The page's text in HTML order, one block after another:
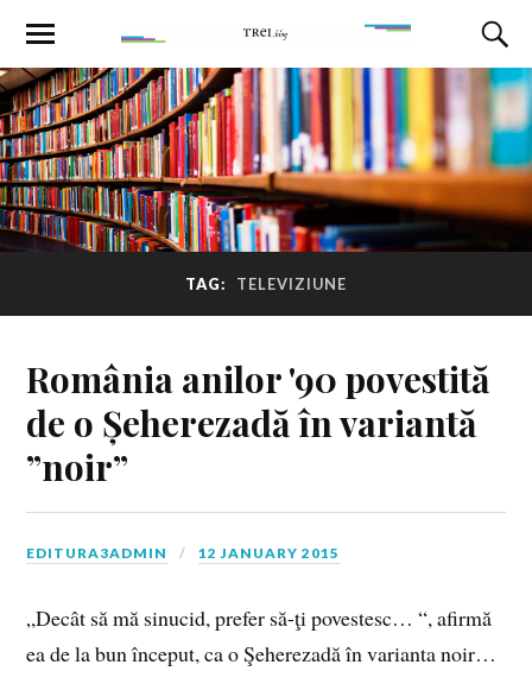
TAG: TELEVIZIUNE
România anilor '90 povestită
de o Șeherezadă în variantă
”noir”
EDITURA3ADMIN 12 JANUARY 2015
„Decât să mă sinucid, prefer să-ţi povestesc… “, afirmă
ea de la bun început, ca o Şeherezadă în varianta noir…